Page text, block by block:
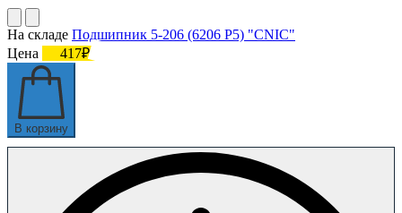
На складе Подшипник 5-206 (6206 P5) "CNIC"
Цена
417₽
В корзину